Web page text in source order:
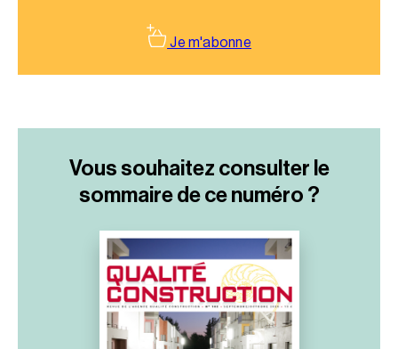
Je m'abonne
Vous souhaitez consulter le
sommairede ce numéro ?